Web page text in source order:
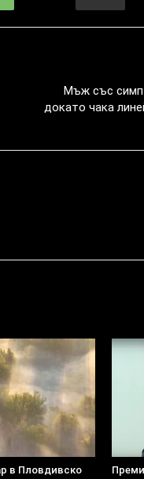
Мъж със
докато чака
в Пловдивско